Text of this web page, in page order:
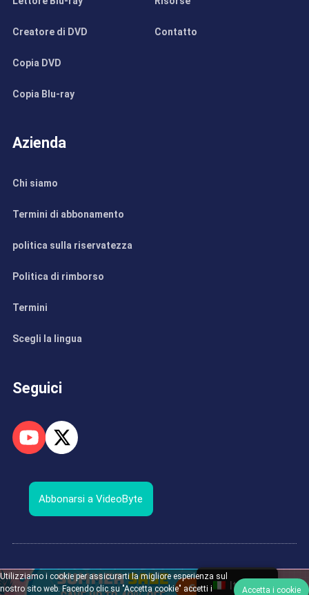
Creatore di DVD
Copia DVD
Copia Blu-ray
Contatto
Azienda
Chi siamo
Termini di abbonamento
politica sulla riservatezza
Politica di rimborso
Termini
Scegli la lingua
Seguici
Abbonarsi a VideoByte
Copyright © 2026 VideoByte. Tutti i diritti riservati.
Italian
Utilizziamo i cookie per assicurarti la migliore esperienza sul
nostro sito web. Facendo clic su "Accetta cookie" accetti i
Accetta i cookie